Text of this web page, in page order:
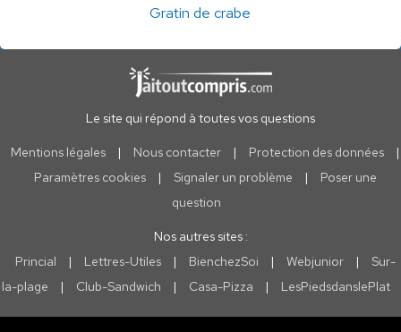
Gratin de crabe
Le site qui répond à toutes vos questions
Mentions légales | Nous contacter | Protection des données
|
Paramètres cookies
| Signaler un problème |
Poser une
question
Nos autres sites :
Princial
| Lettres-Utiles | BienchezSoi | Webjunior |
Sur-
la-plage
| Club-Sandwich | Casa-Pizza | LesPiedsdanslePlat